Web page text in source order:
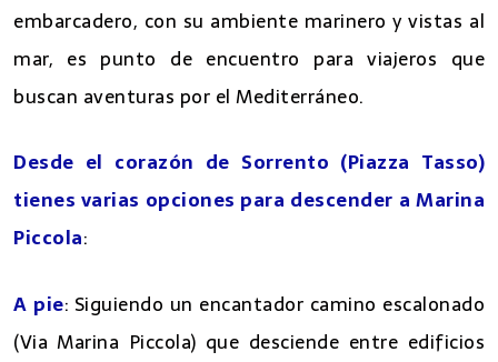
embarcadero, con su ambiente marinero y vistas al
mar, es punto de encuentro para viajeros que
buscan aventuras por el Mediterráneo.
Desde el corazón de Sorrento (Piazza Tasso)
tienes varias opciones para descender a Marina
Piccola:
A pie: Siguiendo un encantador camino escalonado
(Via Marina Piccola) que desciende entre edificios